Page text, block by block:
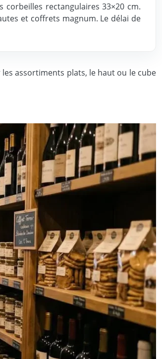
corbeilles rectangulaires 33×20 cm.
et coffrets magnum. Le délai de
assortiments plats, le haut ou le cube